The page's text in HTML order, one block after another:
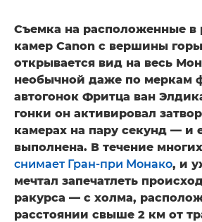
Съемка на расположенные в
камер Canon с вершины
открывается вид на весь
необычной даже по меркам
автогонок Фритца ван
гонки он активировал
камерах на пару секунд — и
выполнена. В течение
снимает Гран-при Монако, и
мечтал запечатлеть
ракурса — с холма,
расстоянии свыше 2 км от